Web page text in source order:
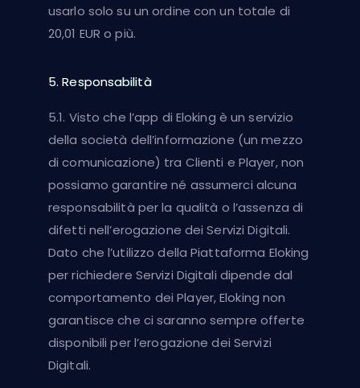
usarlo solo su un ordine con un totale di
20,01 EUR o più.
5. Responsabilità
5.1. Visto che l’app di Eloking è un servizio
della società dell’informazione (un mezzo
di comunicazione) tra Clienti e Player, non
possiamo garantire né assumerci alcuna
responsabilità per la qualità o l’assenza di
difetti nell’erogazione dei Servizi Digitali.
Dato che l’utilizzo della Piattaforma Eloking
per richiedere Servizi Digitali dipende dal
comportamento dei Player, Eloking non
garantisce che ci saranno sempre offerte
disponibili per l’erogazione dei Servizi
Digitali.